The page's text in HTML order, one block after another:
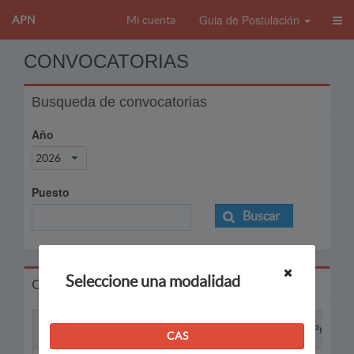
APN Mi cuenta Guia de Postulación
CONVOCATORIAS
Busqueda de convocatorias
Año
2026
Puesto
Buscar
Convocatorias
Puesto
Seleccione una modalidad
CAS